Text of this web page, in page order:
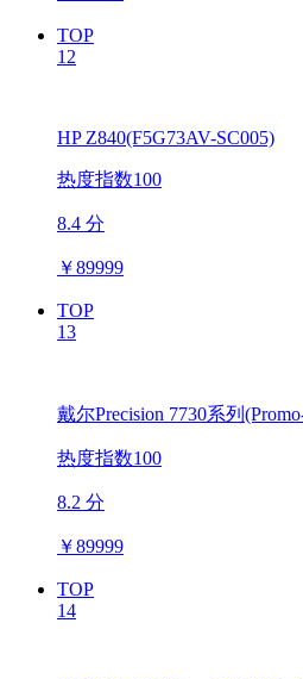
TOP
12
HP Z840(F5G73AV-SC005)
热度指数100
8.4 分
￥89999
TOP
13
戴尔Precision 7730系列
热度指数100
8.2 分
￥89999
TOP
14